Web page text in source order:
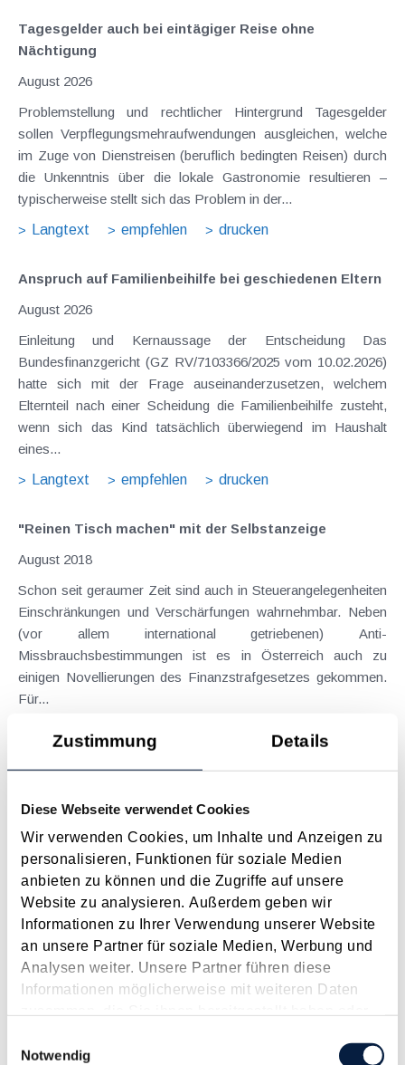
Zustimmung Details
Diese Webseite verwendet Cookies
Wir verwenden Cookies, um Inhalte und Anzeigen zu
personalisieren, Funktionen für soziale Medien
anbieten zu können und die Zugriffe auf unsere
Website zu analysieren. Außerdem geben wir
Informationen zu Ihrer Verwendung unserer Website
an unsere Partner für soziale Medien, Werbung und
Analysen weiter. Unsere Partner führen diese
Informationen möglicherweise mit weiteren Daten
gesammelt haben.
Notwendig
Tagesgelder auch bei eintägiger Reise ohne
Nächtigung
August 2026
Problemstellung und rechtlicher Hintergrund Tagesgelder
sollen Verpflegungsmehraufwendungen ausgleichen, welche
im Zuge von Dienstreisen (beruflich bedingten Reisen) durch
die Unkenntnis über die lokale Gastronomie resultieren –
typischerweise stellt sich das Problem in der...
Langtext
empfehlen drucken
Anspruch auf Familienbeihilfe bei geschiedenen Eltern
August 2026
Einleitung und Kernaussage der Entscheidung Das
Bundesfinanzgericht (GZ RV/7103366/2025 vom 10.02.2026)
hatte sich mit der Frage auseinanderzusetzen, welchem
Elternteil nach einer Scheidung die Familienbeihilfe zusteht,
wenn sich das Kind tatsächlich überwiegend im Haushalt
eines...
Langtext
empfehlen drucken
"Reinen Tisch machen" mit der Selbstanzeige
August 2018
Schon seit geraumer Zeit sind auch in Steuerangelegenheiten
Einschränkungen und Verschärfungen wahrnehmbar. Neben
(vor allem international getriebenen) Anti-
Missbrauchsbestimmungen ist es in Österreich auch zu
einigen Novellierungen des Finanzstrafgesetzes gekommen.
Für...
März 2010
Nach der „Liechtenstein-CD“ ist nun offenbar auch die
„Schweiz-CD“ im Anmarsch. Diese soll gestohlene Schweizer
Bankdaten enthalten und wurde von den deutschen Behörden
bereits erworben. Auch österreichische „Steuerflüchtlinge“
können in...